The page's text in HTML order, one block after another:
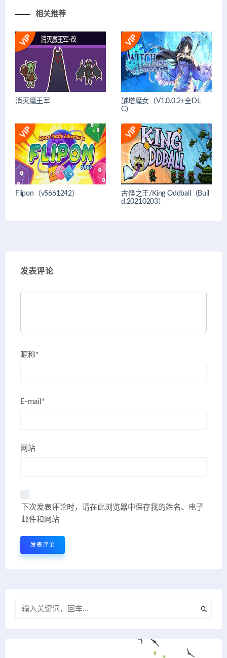
相关推荐
消灭魔王军
謎塔魔女（V1.0.0.2+全DL
C）
Flipon（v5661242）
古怪之王/King Oddball（Buil
d.20210203）
发表评论
昵称*
E-mail*
网站
下次发表评论时，请在此浏览器中保存我的姓名、电子
邮件和网站